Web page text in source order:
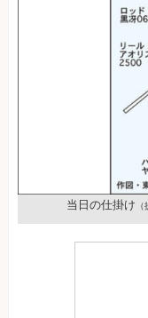
当日の仕掛け